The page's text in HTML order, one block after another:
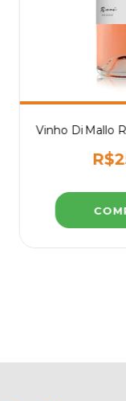
Vinho Di Mallo